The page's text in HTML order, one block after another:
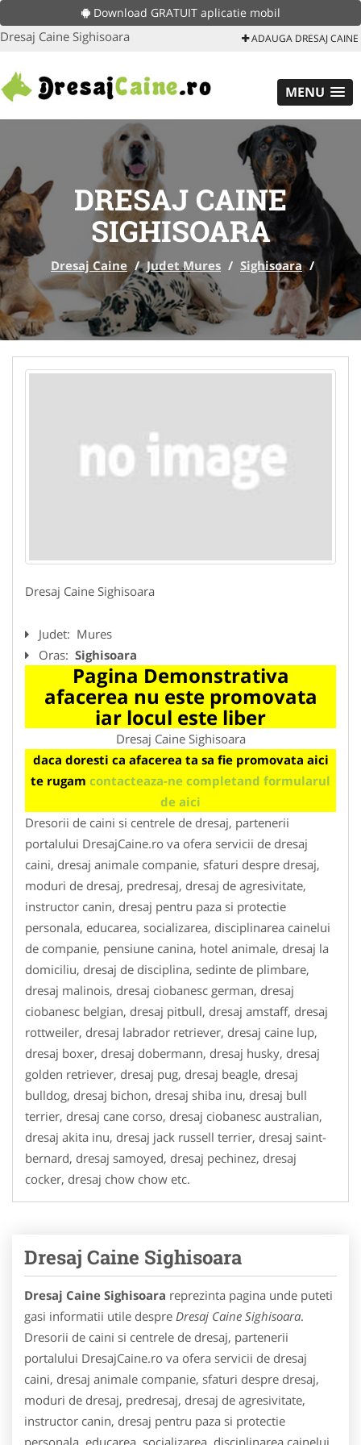
Download GRATUIT aplicatie mobil
Dresaj Caine Sighisoara ADAUGA DRESAJ CAINE
MENU
DRESAJ CAINE
SIGHISOARA
Dresaj Caine / Judet Mures / Sighisoara /
Dresaj Caine Sighisoara
Judet: Mures
Oras: Sighisoara
Pagina Demonstrativa
afacerea nu este promovata
iar locul este liber
Dresaj Caine Sighisoara
daca doresti ca afacerea ta sa fie promovata aici
te rugam contacteaza-ne completand formularul
de aici
Dresorii de caini si centrele de dresaj, partenerii
portalului DresajCaine.ro va ofera servicii de dresaj
caini, dresaj animale companie, sfaturi despre dresaj,
moduri de dresaj, predresaj, dresaj de agresivitate,
instructor canin, dresaj pentru paza si protectie
personala, educarea, socializarea, disciplinarea cainelui
de companie, pensiune canina, hotel animale, dresaj la
domiciliu, dresaj de disciplina, sedinte de plimbare,
dresaj malinois, dresaj ciobanesc german, dresaj
ciobanesc belgian, dresaj pitbull, dresaj amstaff, dresaj
rottweiler, dresaj labrador retriever, dresaj caine lup,
dresaj boxer, dresaj dobermann, dresaj husky, dresaj
golden retriever, dresaj pug, dresaj beagle, dresaj
bulldog, dresaj bichon, dresaj shiba inu, dresaj bull
terrier, dresaj cane corso, dresaj ciobanesc australian,
dresaj akita inu, dresaj jack russell terrier, dresaj saint-
bernard, dresaj samoyed, dresaj pechinez, dresaj
cocker, dresaj chow chow etc.
Dresaj Caine Sighisoara
Dresaj Caine Sighisoara reprezinta pagina unde puteti
gasi informatii utile despre Dresaj Caine Sighisoara.
Dresorii de caini si centrele de dresaj, partenerii
portalului DresajCaine.ro va ofera servicii de dresaj
caini, dresaj animale companie, sfaturi despre dresaj,
moduri de dresaj, predresaj, dresaj de agresivitate,
instructor canin, dresaj pentru paza si protectie
personala, educarea, socializarea, disciplinarea cainelui